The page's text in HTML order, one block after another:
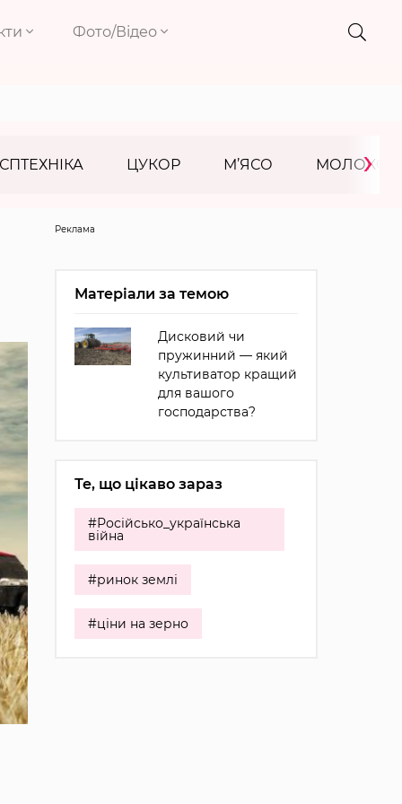
Фото/Відео
ЦУКОР М’ЯСО МОЛОКО
›
Реклама
Матеріали за темою
Дисковий чи
пружинний — який
культиватор кращий
для вашого
господарства?
Те, що цікаво зараз
#Російсько_українська
війна
#ринок землі
#ціни на зерно